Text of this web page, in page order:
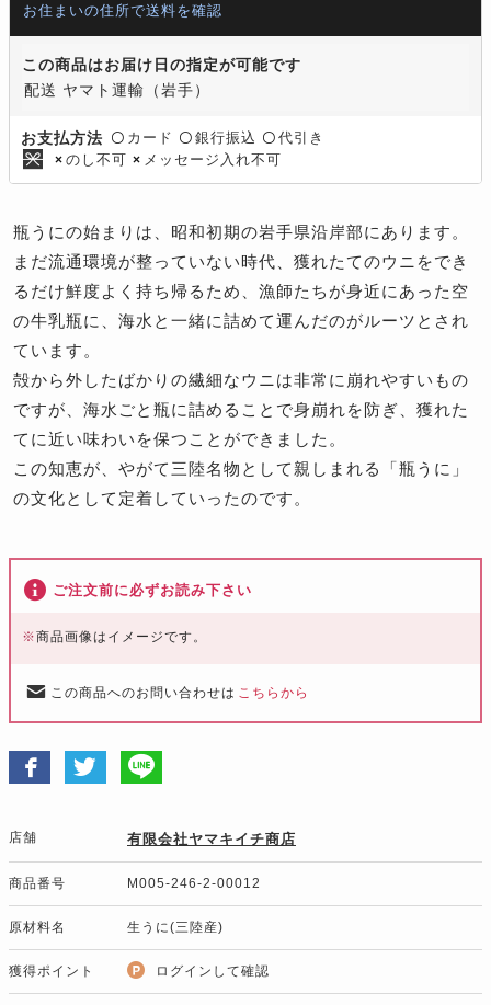
お住まいの住所で送料を確認
この商品はお届け日の指定が可能です
配送 ヤマト運輸（岩手）
お支払方法 〇 カード 〇 銀行振込 〇 代引き
× のし不可 × メッセージ入れ不可
瓶うにの始まりは、昭和初期の岩手県沿岸部にあります。
まだ流通環境が整っていない時代、獲れたてのウニをでき
るだけ鮮度よく持ち帰るため、漁師たちが身近にあった空
の牛乳瓶に、海水と一緒に詰めて運んだのがルーツとされ
ています。
殻から外したばかりの繊細なウニは非常に崩れやすいもの
ですが、海水ごと瓶に詰めることで身崩れを防ぎ、獲れた
てに近い味わいを保つことができました。
この知恵が、やがて三陸名物として親しまれる「瓶うに」
の文化として定着していったのです。
ご注文前に必ずお読み下さい
※商品画像はイメージです。
この商品へのお問い合わせは こちらから
店舗 有限会社ヤマキイチ商店
商品番号 M005-246-2-00012
原材料名 生うに(三陸産)
獲得ポイント ログインして確認